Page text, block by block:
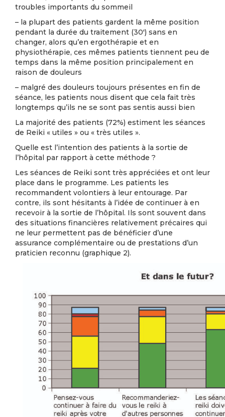
troubles importants du sommeil
– la plupart des patients gardent la même position
pendant la durée du traitement (30′) sans en
changer, alors qu’en ergothérapie et en
physiothérapie, ces mêmes patients tiennent peu de
temps dans la même position principalement en
raison de douleurs
– malgré des douleurs toujours présentes en fin de
séance, les patients nous disent que cela fait très
longtemps qu’ils ne se sont pas sentis aussi bien
La majorité des patients (72%) estiment les séances
de Reiki « utiles » ou « très utiles ».
Quelle est l’intention des patients à la sortie de
l’hôpital par rapport à cette méthode ?
Les séances de Reiki sont très appréciées et ont leur
place dans le programme. Les patients les
recommandent volontiers à leur entourage. Par
contre, ils sont hésitants à l’idée de continuer à en
recevoir à la sortie de l’hôpital. Ils sont souvent dans
des situations financières relativement précaires qui
ne leur permettent pas de bénéficier d’une
assurance complémentaire ou de prestations d’un
praticien reconnu (graphique 2).